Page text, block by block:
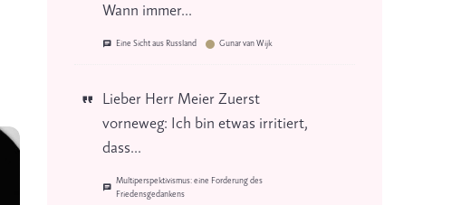
Wann immer...
Eine Sicht aus Russland Gunar van Wijk
Lieber Herr Meier Zuerst
vorneweg: Ich bin etwas irritiert,
dass...
Multiperspektivismus: eine Forderung des
Friedensgedankens